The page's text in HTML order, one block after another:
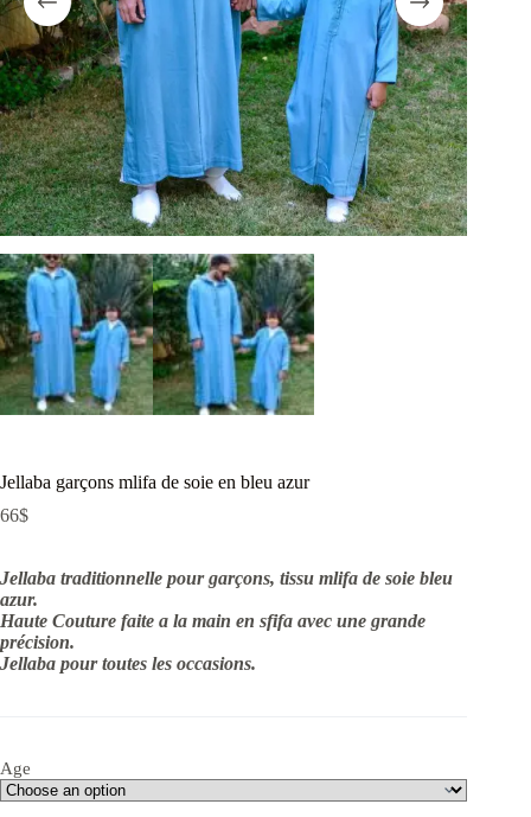
Jellaba garçons mlifa de soie en bleu azur
66$
Jellaba traditionnelle pour garçons, tissu mlifa de soie bleu
azur.
Haute Couture faite a la main en sfifa avec une grande
précision.
Jellaba pour toutes les occasions.
Age